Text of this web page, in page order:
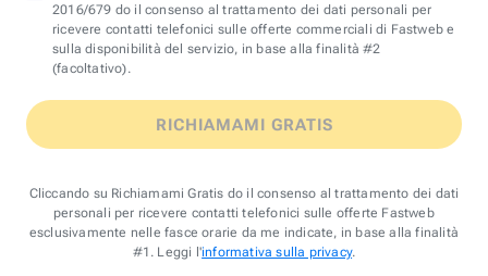
2016/679 do il consenso al trattamento dei dati personali per
ricevere contatti telefonici sulle offerte commerciali di Fastweb e
sulla disponibilità del servizio, in base alla finalità #2
(facoltativo).
RICHIAMAMI GRATIS
Cliccando su Richiamami Gratis do il consenso al trattamento dei dati
personali per ricevere contatti telefonici sulle offerte Fastweb
esclusivamente nelle fasce orarie da me indicate, in base alla finalità
#1. Leggi l'informativa sulla privacy.